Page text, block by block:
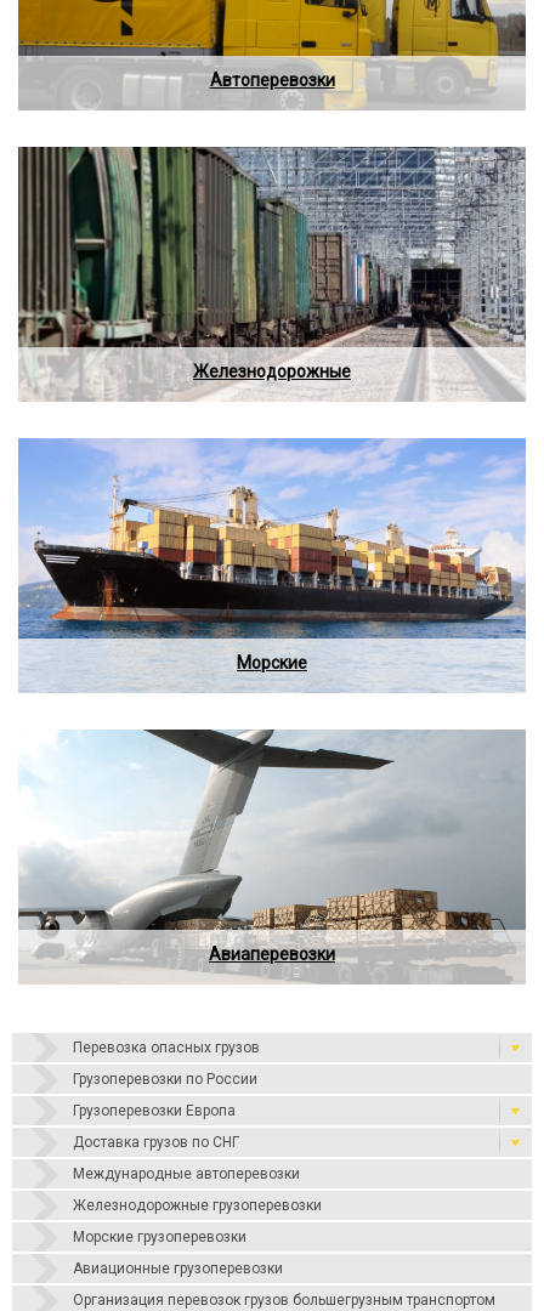
Перевозка опасных грузов
Грузоперевозки по России
Грузоперевозки Европа
Доставка грузов по СНГ
Международные автоперевозки
Железнодорожные грузоперевозки
Морские грузоперевозки
Авиационные грузоперевозки
Организация перевозок грузов большегрузным транспортом
Автоперевозки
Железнодорожные
Морские
Авиаперевозки